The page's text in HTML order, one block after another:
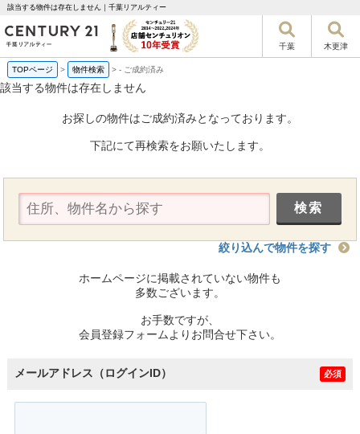
該当する物件は存在しません｜千葉リアルティー
千葉 木更津
TOPページ > 物件検索 >- ご成約済み
該当する物件は存在しません
お探しの物件はご成約済みとなっております。
下記にて再検索をお願いたします。
絞り込んで物件を探す
ホームページに掲載されていない物件も
多数ございます。
お手数ですが、
会員登録フォームよりお問合せ下さい。
メールアドレス（ログインID） 必須